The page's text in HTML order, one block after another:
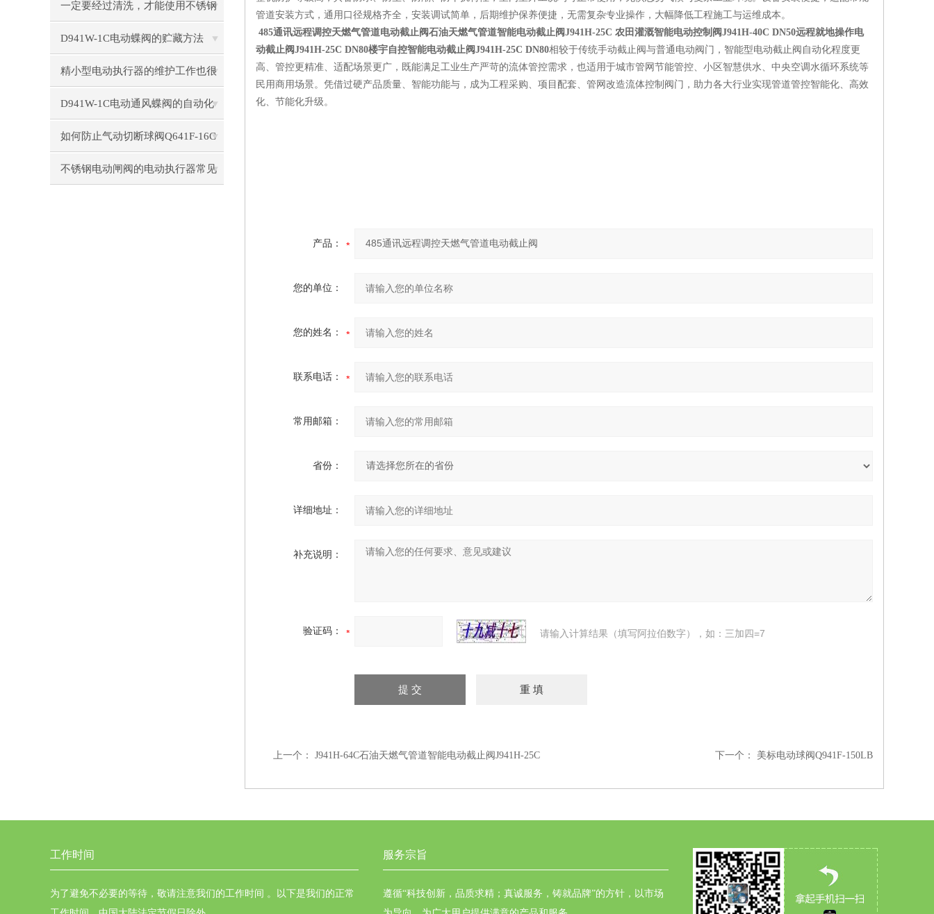
一定要经过清洗，才能使用不锈钢
电动闸阀
D941W-1C电动蝶阀的贮藏方法
精小型电动执行器的维护工作也很
重要！
D941W-1C电动通风蝶阀的自动化
控制技术
如何防止气动切断球阀Q641F-16C
阀杆泄漏
不锈钢电动闸阀的电动执行器常见
管道安装方式，通用口径规格齐全，安装调试简单，后期维护保养便捷，无需复杂专业操作，大幅降低工程施工与运维成本。
485通讯远程调控天燃气管道电动截止阀石油天燃气管道智能电动截止阀J941H-25C 农田灌溉智能电动控制阀J941H-40C DN50远程就地操作电
动截止阀J941H-25C DN80楼宇自控智能电动截止阀J941H-25C DN80相较于传统手动截止阀与普通电动阀门，智能型电动截止阀自动化程度更
高、管控更精准、适配场景更广，既能满足工业生产严苛的流体管控需求，也适用于城市管网节能管控、小区智慧供水、中央空调水循环系统等
民用商用场景。凭借过硬产品质量、智能功能与，成为工程采购、项目配套、管网改造流体控制阀门，助力各大行业实现管道管控智能化、高效
化、节能化升级。
产品：
您的单位：
您的姓名：
联系电话：
常用邮箱：
省份：
详细地址：
补充说明：
验证码： 请输入计算结果（填写阿拉伯数字），如：三加四=7
上一个： J941H-64C石油天燃气管道智能电动截止阀J941H-25C 下一个： 美标电动球阀Q941F-150LB
工作时间
为了避免不必要的等待，敬请注意我们的工作时间 。以下是我们的正常
服务宗旨
遵循“科技创新，品质求精；真诚服务，铸就品牌”的方针，以市场